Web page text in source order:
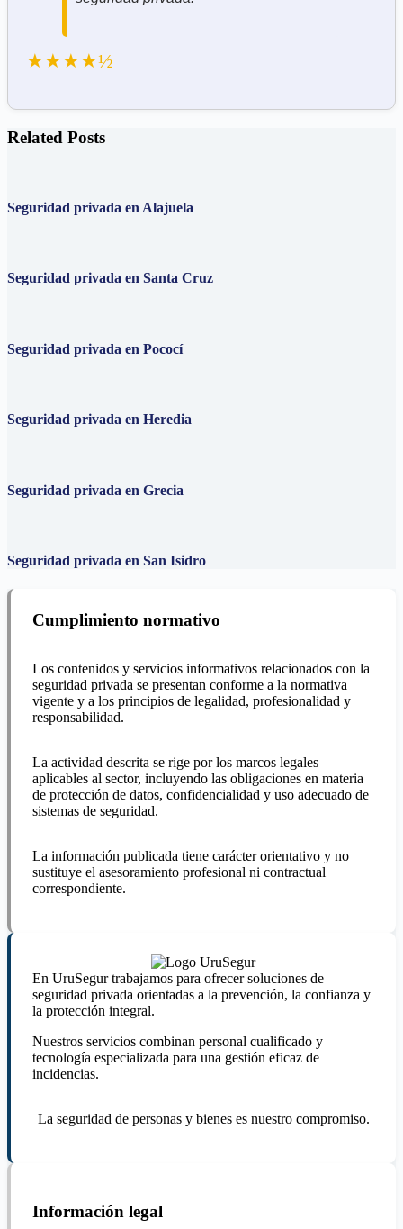
★★★★½
Related Posts
Seguridad privada en Alajuela
Seguridad privada en Santa Cruz
Seguridad privada en Pococí
Seguridad privada en Heredia
Seguridad privada en Grecia
Seguridad privada en San Isidro
Cumplimiento normativo
Los contenidos y servicios informativos relacionados con la
seguridad privada se presentan conforme a la normativa
vigente y a los principios de legalidad, profesionalidad y
responsabilidad.
La actividad descrita se rige por los marcos legales
aplicables al sector, incluyendo las obligaciones en materia
de protección de datos, confidencialidad y uso adecuado de
sistemas de seguridad.
La información publicada tiene carácter orientativo y no
sustituye el asesoramiento profesional ni contractual
correspondiente.
En UruSegur trabajamos para ofrecer soluciones de
seguridad privada orientadas a la prevención, la confianza y
la protección integral.
Nuestros servicios combinan personal cualificado y
tecnología especializada para una gestión eficaz de
incidencias.
La seguridad de personas y bienes es nuestro compromiso.
Información legal